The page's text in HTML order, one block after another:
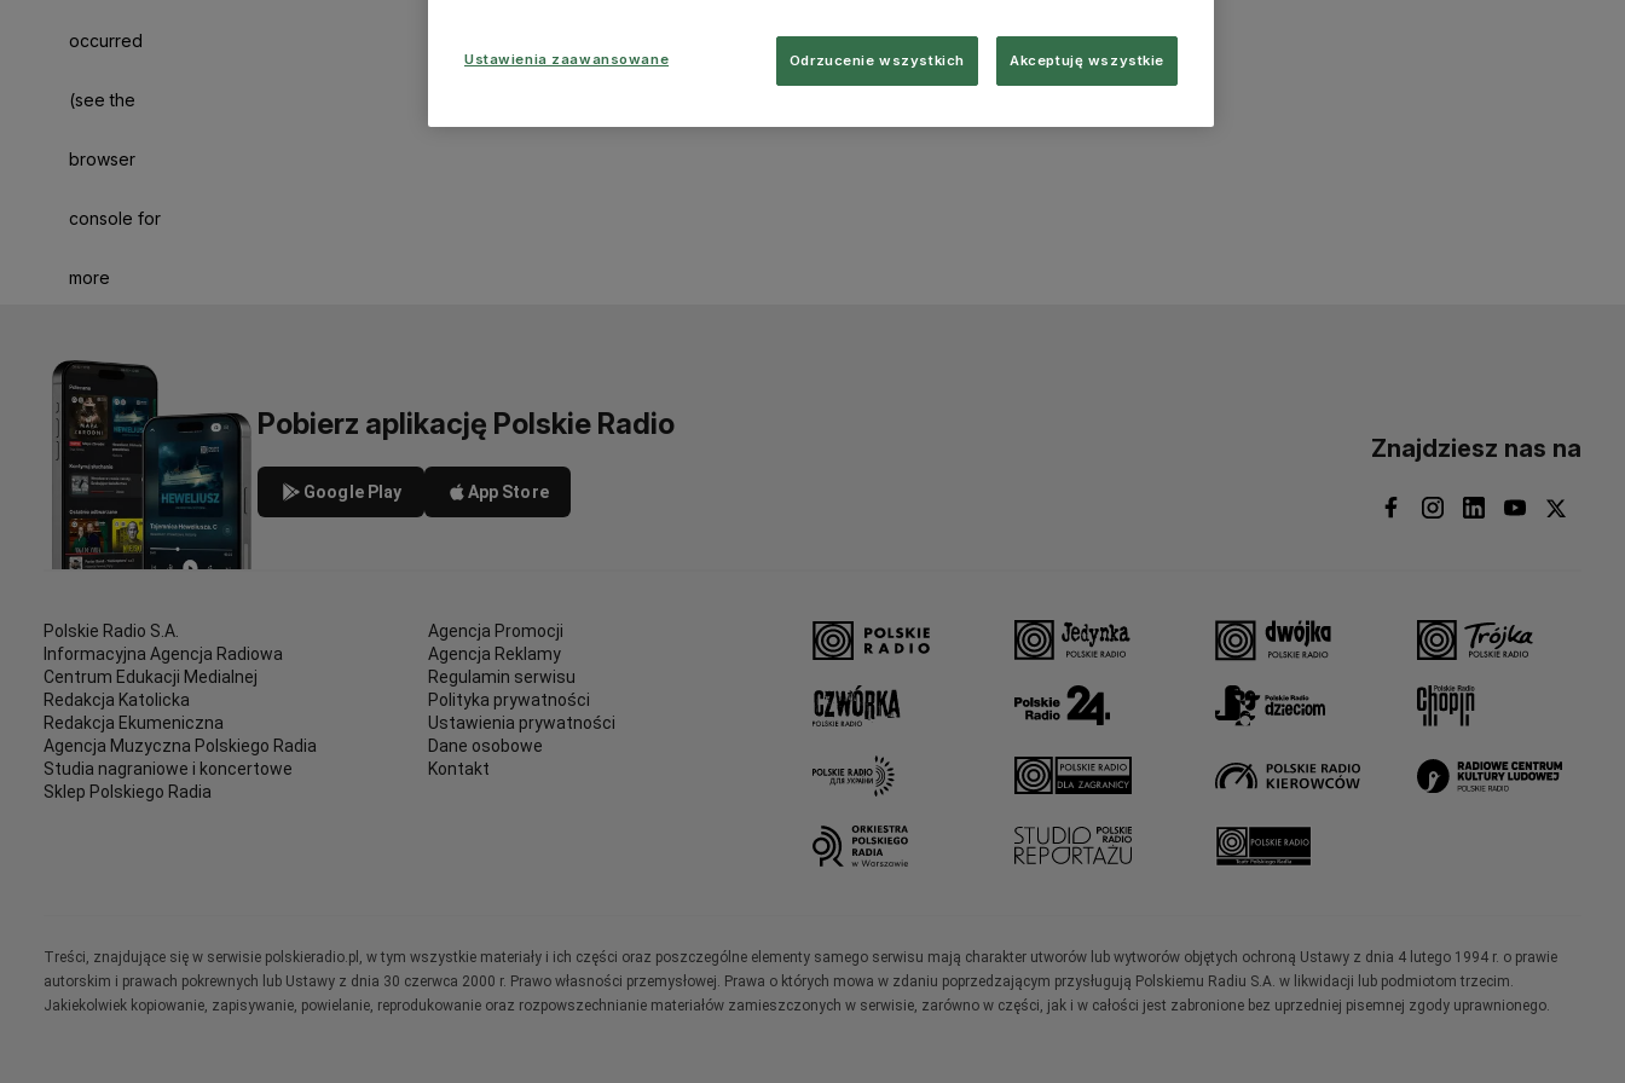
occurred
(see the
browser
console for
more
Pobierz aplikację Polskie Radio
Google Play App Store
Znajdziesz nas na
Polskie Radio S.A.
Informacyjna Agencja Radiowa
Centrum Edukacji Medialnej
Redakcja Katolicka
Redakcja Ekumeniczna
Agencja Muzyczna Polskiego Radia
Studia nagraniowe i koncertowe
Sklep Polskiego Radia
Agencja Promocji
Agencja Reklamy
Regulamin serwisu
Polityka prywatności
Ustawienia prywatności
Dane osobowe
Kontakt
Treści, znajdujące się w serwisie polskieradio.pl, w tym wszystkie materiały i ich części oraz poszczególne elementy samego serwisu mają charakter utworów lub wytworów objętych ochroną Ustawy z dnia 4 lutego 1994 r. o prawie
autorskim i prawach pokrewnych lub Ustawy z dnia 30 czerwca 2000 r. Prawo własności przemysłowej. Prawa o których mowa w zdaniu poprzedzającym przysługują Polskiemu Radiu S.A. w likwidacji lub podmiotom trzecim.
Jakiekolwiek kopiowanie, zapisywanie, powielanie, reprodukowanie oraz rozpowszechnianie materiałów zamieszczonych w serwisie, zarówno w części, jak i w całości jest zabronione bez uprzedniej pisemnej zgody uprawnionego.
Ustawienia zaawansowane Odrzucenie wszystkich Akceptuję wszystkie